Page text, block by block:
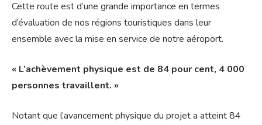
Cette route est d’une grande importance en termes
d’évaluation de nos régions touristiques dans leur
ensemble avec la mise en service de notre aéroport.
« L’achèvement physique est de 84 pour cent, 4 000
personnes travaillent. »
Notant que l’avancement physique du projet a atteint 84